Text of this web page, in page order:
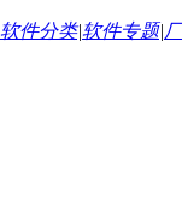
软件分类|软件专题|